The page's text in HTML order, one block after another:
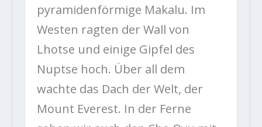
pyramidenförmige Makalu. Im
Westen ragten der Wall von
Lhotse und einige Gipfel des
Nuptse hoch. Über all dem
wachte das Dach der Welt, der
Mount Everest. In der Ferne